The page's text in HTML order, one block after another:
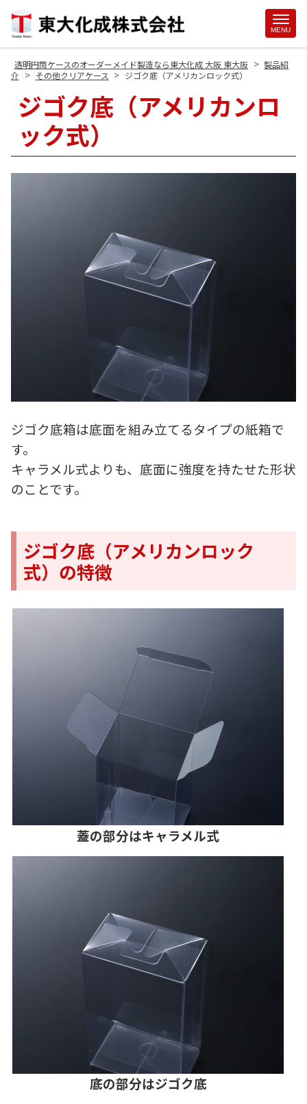
MENU
透明円筒ケースのオーダーメイド製造なら東大化成 大阪 東大阪 > 製品紹
介 > その他クリアケース > ジゴク底（アメリカンロック式）
ジゴク底（アメリカンロ
ック式）
ジゴク底箱は底面を組み立てるタイプの紙箱で
す。
キャラメル式よりも、底面に強度を持たせた形状
のことです。
ジゴク底（アメリカンロック
式）の特徴
蓋の部分はキャラメル式
底の部分はジゴク底
Site
Footer